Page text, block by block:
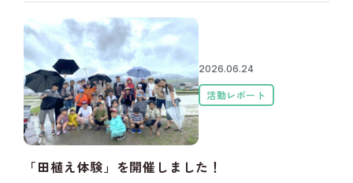
2026.06.24
活動レポート
「田植え体験」を開催しました！